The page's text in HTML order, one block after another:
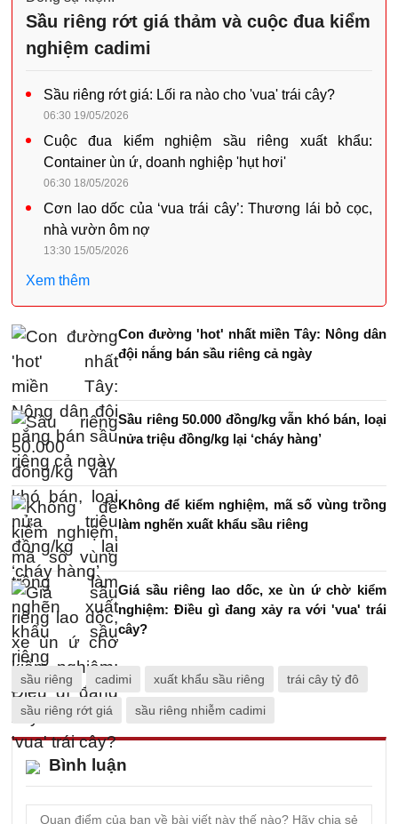
Sầu riêng rớt giá thảm và cuộc đua kiểm
nghiệm cadimi
Sầu riêng rớt giá: Lối ra nào cho 'vua' trái cây?
06:30 19/05/2026
Cuộc đua kiểm nghiệm sầu riêng xuất khẩu:
Container ùn ứ, doanh nghiệp 'hụt hơi'
06:30 18/05/2026
Cơn lao dốc của ‘vua trái cây’: Thương lái bỏ cọc,
nhà vườn ôm nợ
13:30 15/05/2026
Xem thêm
Con đường 'hot' nhất miền Tây: Nông dân
đội nắng bán sầu riêng cả ngày
Sầu riêng 50.000 đồng/kg vẫn khó bán, loại
nửa triệu đồng/kg lại ‘cháy hàng’
Không để kiểm nghiệm, mã số vùng trồng
làm nghẽn xuất khẩu sầu riêng
Giá sầu riêng lao dốc, xe ùn ứ chờ kiểm
nghiệm: Điều gì đang xảy ra với 'vua' trái
cây?
sầu riêng cadimi xuất khẩu sầu riêng trái cây tỷ đô
sầu riêng rớt giá sầu riêng nhiễm cadimi
Bình luận